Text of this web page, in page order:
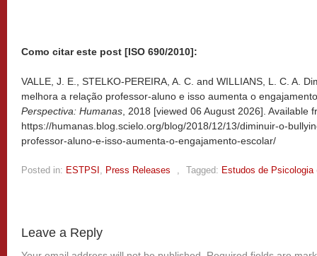
Como citar este post [ISO 690/2010]:
VALLE, J. E., STELKO-PEREIRA, A. C. and WILLIANS, L. C. A.
melhora a relação professor-aluno e isso aumenta o
Perspectiva: Humanas , 2018 [viewed 06 August 2026]. Available
https://humanas.blog.scielo.org/blog/2018/12/13/diminuir-o-
professor-aluno-e-isso-aumenta-o-engajamento-escolar/
Posted in: ESTPSI Press Releases Tagged: Estudos de Psicologia
Leave a Reply